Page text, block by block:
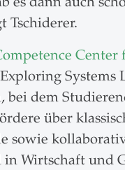
Tschiderer.
Systems
dem
über
Wirtschaft und